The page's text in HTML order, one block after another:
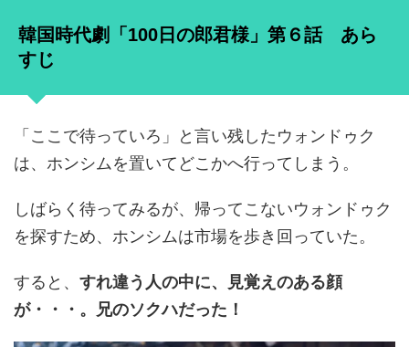
韓国時代劇「100日の郎君様」第６話 あら
すじ
「ここで待っていろ」と言い残したウォンドゥク
は、ホンシムを置いてどこかへ行ってしまう。
しばらく待ってみるが、帰ってこないウォンドゥク
を探すため、ホンシムは市場を歩き回っていた。
すると、 すれ違う人の中に、見覚えのある顔
が・・・。兄のソクハだった！